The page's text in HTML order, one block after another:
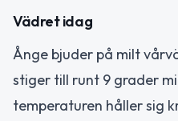
Vädret idag
Ånge bjuder på milt
stiger till runt 9 grader
temperaturen håller sig